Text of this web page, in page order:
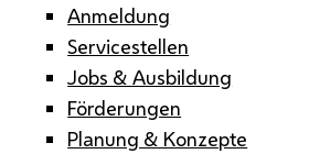
Anmeldung
Servicestellen
Jobs & Ausbildung
Förderungen
Planung & Konzepte